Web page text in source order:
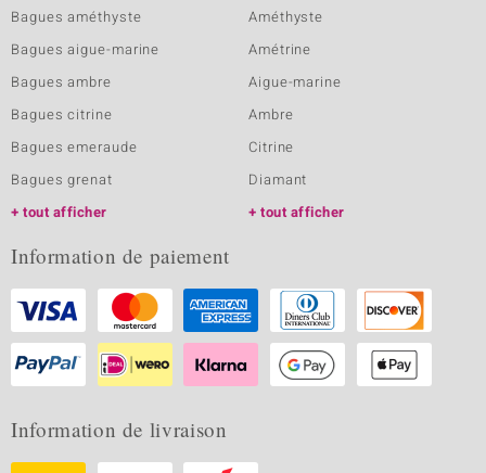
Bagues améthyste
Bagues aigue-marine
Bagues ambre
Bagues citrine
Bagues emeraude
Bagues grenat
tout afficher
Améthyste
Amétrine
Aigue-marine
Ambre
Citrine
Diamant
tout afficher
Information de paiement
Information de livraison